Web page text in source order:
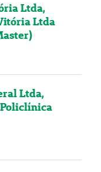
Ltda,
Ltda
Ltda,
Policlínica